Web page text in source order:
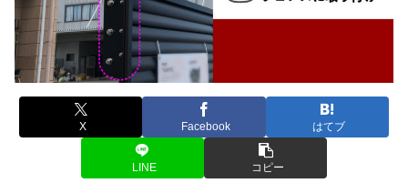
X Facebook はてブ
LINE コピー